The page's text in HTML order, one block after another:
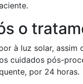
o
à luz solar, assim
cuidados pós-
por 24 horas.